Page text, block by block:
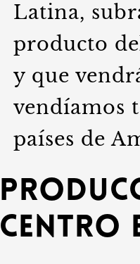
Latina,
producto
y que
vendíamos
países de
centro